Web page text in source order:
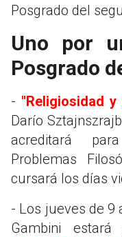
Posgrado del
Uno por
Posgrado
- "Religiosidad y
Darío
acreditará
Problemas
cursará los días
- Los jueves de 9
Gambini